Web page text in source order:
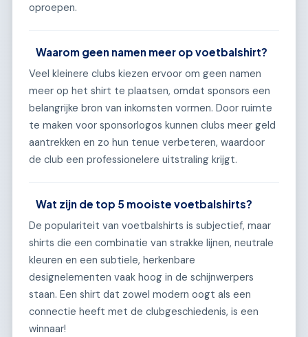
oproepen.
Waarom geen namen meer op voetbalshirt?
Veel kleinere clubs kiezen ervoor om geen namen
meer op het shirt te plaatsen, omdat sponsors een
belangrijke bron van inkomsten vormen. Door ruimte
te maken voor sponsorlogos kunnen clubs meer geld
aantrekken en zo hun tenue verbeteren, waardoor
de club een professionelere uitstraling krijgt.
Wat zijn de top 5 mooiste voetbalshirts?
De populariteit van voetbalshirts is subjectief, maar
shirts die een combinatie van strakke lijnen, neutrale
kleuren en een subtiele, herkenbare
designelementen vaak hoog in de schijnwerpers
staan. Een shirt dat zowel modern oogt als een
connectie heeft met de clubgeschiedenis, is een
winnaar!